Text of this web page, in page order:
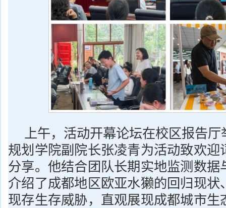
上午，活动开幕论坛在校区报告
规划学院副院长张凌青为活动致欢迎
分享。他结合团队长期实地监测数据
介绍了成都地区欧亚水獭的回归现状
现存生存威胁，直观展现成都城市生